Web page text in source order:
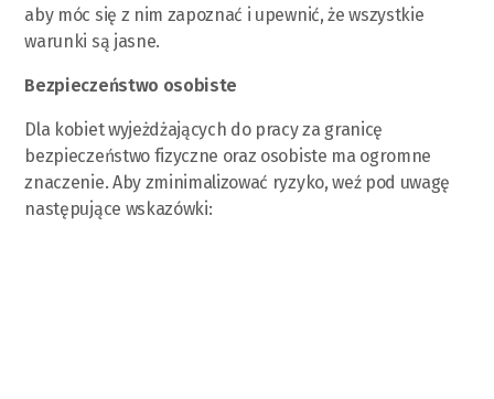
aby móc się z nim zapoznać i upewnić, że wszystkie
warunki są jasne.
Bezpieczeństwo osobiste
Dla kobiet wyjeżdżających do pracy za granicę
bezpieczeństwo fizyczne oraz osobiste ma ogromne
znaczenie. Aby zminimalizować ryzyko, weź pod uwagę
następujące wskazówki: